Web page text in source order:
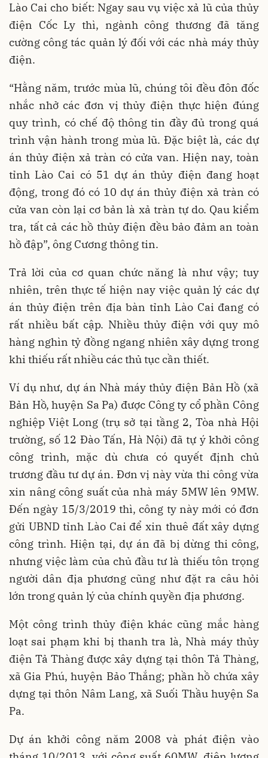
Lào Cai cho biết: Ngay sau vụ việc xả lũ của thủy
điện Cốc Ly thì, ngành công thương đã tăng
cường công tác quản lý đối với các nhà máy thủy
điện.
“Hằng năm, trước mùa lũ, chúng tôi đều đôn đốc
nhắc nhở các đơn vị thủy điện thực hiện đúng
quy trình, có chế độ thông tin đầy đủ trong quá
trình vận hành trong mùa lũ. Đặc biệt là, các dự
án thủy điện xả tràn có cửa van. Hiện nay, toàn
tỉnh Lào Cai có 51 dự án thủy điện đang hoạt
động, trong đó có 10 dự án thủy điện xả tràn có
cửa van còn lại cơ bản là xả tràn tự do. Qau kiểm
tra, tất cả các hồ thủy điện đều bảo đảm an toàn
hồ đập”, ông Cương thông tin.
Trả lời của cơ quan chức năng là như vậy; tuy
nhiên, trên thực tế hiện nay việc quản lý các dự
án thủy điện trên địa bàn tỉnh Lào Cai đang có
rất nhiều bất cập. Nhiều thủy điện với quy mô
hàng nghìn tỷ đồng ngang nhiên xây dựng trong
khi thiếu rất nhiều các thủ tục cần thiết.
Ví dụ như, dự án Nhà máy thủy điện Bản Hồ (xã
Bản Hồ, huyện Sa Pa) được Công ty cổ phần Công
nghiệp Việt Long (trụ sở tại tầng 2, Tòa nhà Hội
trường, số 12 Đào Tấn, Hà Nội) đã tự ý khởi công
công trình, mặc dù chưa có quyết định chủ
trương đầu tư dự án. Đơn vị này vừa thi công vừa
xin nâng công suất của nhà máy 5MW lên 9MW.
Đến ngày 15/3/2019 thì, công ty này mới có đơn
gửi UBND tỉnh Lào Cai để xin thuê đất xây dựng
công trình. Hiện tại, dự án đã bị dừng thi công,
nhưng việc làm của chủ đầu tư là thiếu tôn trọng
người dân địa phương cũng như đặt ra câu hỏi
lớn trong quản lý của chính quyền địa phương.
Một công trình thủy điện khác cũng mắc hàng
loạt sai phạm khi bị thanh tra là, Nhà máy thủy
điện Tả Thàng được xây dựng tại thôn Tả Thàng,
xã Gia Phú, huyện Bảo Thắng; phần hồ chứa xây
dựng tại thôn Nâm Lang, xã Suối Thầu huyện Sa
Pa.
Dự án khởi công năm 2008 và phát điện vào